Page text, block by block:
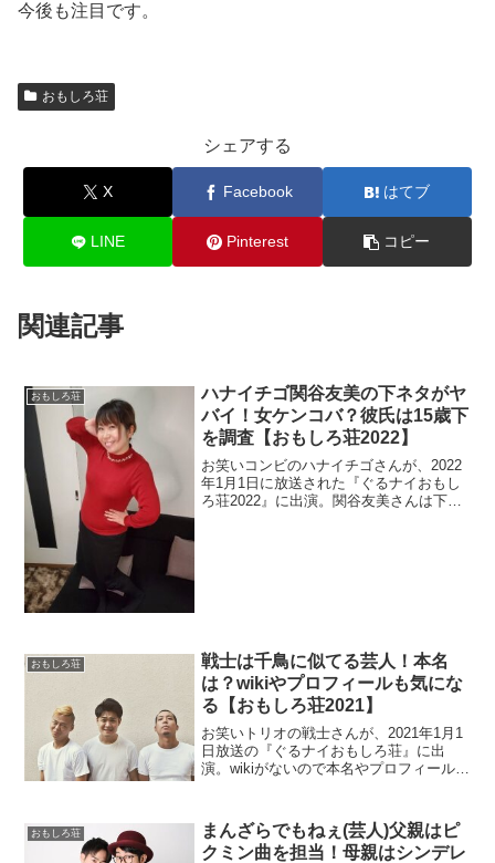
今後も注目です。
おもしろ荘
シェアする
X Facebook はてブ
LINE Pinterest コピー
関連記事
おもしろ荘
ハナイチゴ関谷友美の下ネタがヤ
バイ！女ケンコバ？彼氏は15歳下
を調査【おもしろ荘2022】
お笑いコンビのハナイチゴさんが、2022
年1月1日に放送された『ぐるナイおもし
ろ荘2022』に出演。関谷友美さんは下ネ
おもしろ荘
戦士は千鳥に似てる芸人！本名
は？wikiやプロフィールも気にな
る【おもしろ荘2021】
お笑いトリオの戦士さんが、2021年1月1
日放送の『ぐるナイおもしろ荘』に出
演。wikiがないので本名やプロフィールを
おもしろ荘
まんざらでもねぇ(芸人)父親はピ
クミン曲を担当！母親はシンデレ